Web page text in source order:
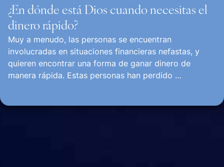
¿En dónde está Dios cuando necesitas el
dinero rápido?
Muy a menudo, las personas se encuentran
involucradas en situaciones financieras nefastas, y
quieren encontrar una forma de ganar dinero de
manera rápida. Estas personas han perdido …